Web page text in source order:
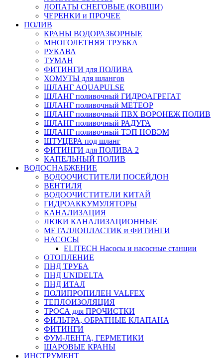
ЛОПАТЫ СНЕГОВЫЕ (КОВШИ)
ЧЕРЕНКИ и ПРОЧЕЕ
ПОЛИВ
КРАНЫ ВОДОРАЗБОРНЫЕ
МНОГОЛЕТНЯЯ ТРУБКА
РУКАВА
ТУМАН
ФИТИНГИ для ПОЛИВА
ХОМУТЫ для шлангов
ШЛАНГ AQUAPULSE
ШЛАНГ поливочный ГИДРОАГРЕГАТ
ШЛАНГ поливочный МЕТЕОР
ШЛАНГ поливочный ПВХ ВОРОНЕЖ ПОЛИВ
ШЛАНГ поливочный РАДУГА
ШЛАНГ поливочный ТЭП НОВЭМ
ШТУЦЕРА под шланг
ФИТИНГИ для ПОЛИВА 2
КАПЕЛЬНЫЙ ПОЛИВ
ВОДОСНАБЖЕНИЕ
ВОДООЧИСТИТЕЛИ ПОСЕЙДОН
ВЕНТИЛЯ
ВОДООЧИСТИТЕЛИ КИТАЙ
ГИДРОАККУМУЛЯТОРЫ
КАНАЛИЗАЦИЯ
ЛЮКИ КАНАЛИЗАЦИОННЫЕ
МЕТАЛЛОПЛАСТИК и ФИТИНГИ
НАСОСЫ
ELITECH Насосы и насосные станции
ОТОПЛЕНИЕ
ПНД ТРУБА
ПНД UNIDELTA
ПНД ИТАЛ
ПОЛИПРОПИЛЕН VALFEX
ТЕПЛОИЗОЛЯЦИЯ
ТРОСА для ПРОЧИСТКИ
ФИЛЬТРА, ОБРАТНЫЕ КЛАПАНА
ФИТИНГИ
ФУМ-ЛЕНТА, ГЕРМЕТИКИ
ШАРОВЫЕ КРАНЫ
ИНСТРУМЕНТ